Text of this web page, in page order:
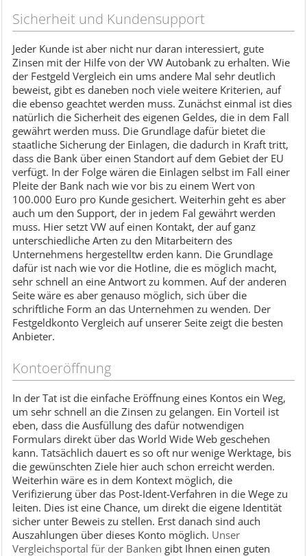
Sicherheit und Kundensupport
Jeder Kunde ist aber nicht nur daran interessiert, gute
Zinsen mit der Hilfe von der VW Autobank zu erhalten. Wie
der Festgeld Vergleich ein ums andere Mal sehr deutlich
beweist, gibt es daneben noch viele weitere Kriterien, auf
die ebenso geachtet werden muss. Zunächst einmal ist dies
natürlich die Sicherheit des eigenen Geldes, die in dem Fall
gewährt werden muss. Die Grundlage dafür bietet die
staatliche Sicherung der Einlagen, die dadurch in Kraft tritt,
dass die Bank über einen Standort auf dem Gebiet der EU
verfügt. In der Folge wären die Einlagen selbst im Fall einer
Pleite der Bank nach wie vor bis zu einem Wert von
100.000 Euro pro Kunde gesichert. Weiterhin geht es aber
auch um den Support, der in jedem Fal gewährt werden
muss. Hier setzt VW auf einen Kontakt, der auf ganz
unterschiedliche Arten zu den Mitarbeitern des
Unternehmens hergestelltw erden kann. Die Grundlage
dafür ist nach wie vor die Hotline, die es möglich macht,
sehr schnell an eine Antwort zu kommen. Auf der anderen
Seite wäre es aber genauso möglich, sich über die
schriftliche Form an das Unternehmen zu wenden. Der
Festgeldkonto Vergleich auf unserer Seite zeigt die besten
Anbieter.
Kontoeröffnung
In der Tat ist die einfache Eröffnung eines Kontos ein Weg,
um sehr schnell an die Zinsen zu gelangen. Ein Vorteil ist
eben, dass die Ausfüllung des dafür notwendigen
Formulars direkt über das World Wide Web geschehen
kann. Tatsächlich dauert es so oft nur wenige Werktage, bis
die gewünschten Ziele hier auch schon erreicht werden.
Weiterhin wäre es in dem Kontext möglich, die
Verifizierung über das Post-Ident-Verfahren in die Wege zu
leiten. Dies ist eine Chance, um direkt die eigene Identität
sicher unter Beweis zu stellen. Erst danach sind auch
Auszahlungen über dieses Konto möglich. Unser
Vergleichsportal für der Banken gibt Ihnen einen guten